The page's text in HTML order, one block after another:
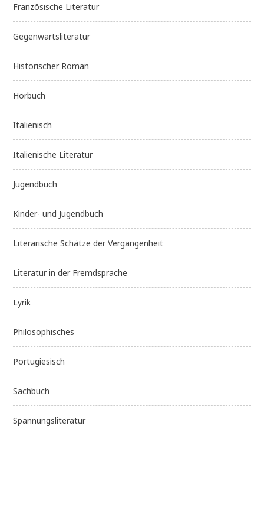
Französische Literatur
Gegenwartsliteratur
Historischer Roman
Hörbuch
Italienisch
Italienische Literatur
Jugendbuch
Kinder- und Jugendbuch
Literarische Schätze der Vergangenheit
Literatur in der Fremdsprache
Lyrik
Philosophisches
Portugiesisch
Sachbuch
Spannungsliteratur